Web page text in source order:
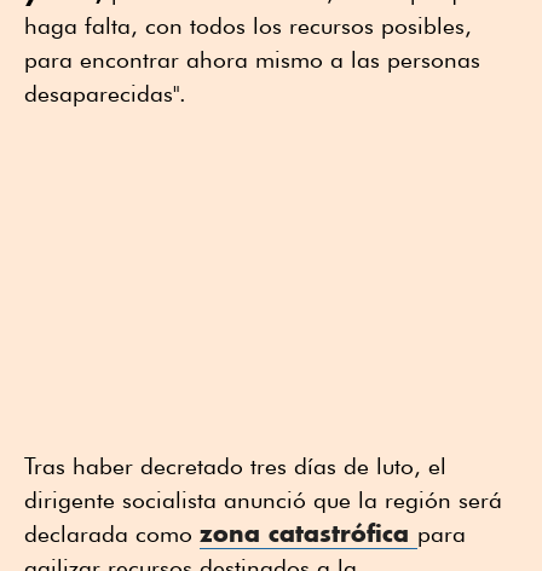
haga falta, con todos los recursos posibles,
para encontrar ahora mismo a las personas
desaparecidas".
Tras haber decretado tres días de luto, el
dirigente socialista anunció que la región será
declarada como zona catastrófica para